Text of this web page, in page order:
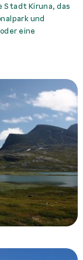
Stadt Kiruna, das
und
eine